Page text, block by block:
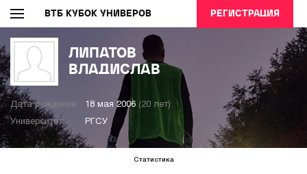
ВТБ КУБОК УНИВЕРОВ РЕГИСТРАЦИЯ
ЛИПАТОВ
ВЛАДИСЛАВ
Дата рождения: 18 мая 2006 (20 лет)
Университет: РГСУ
Статистика